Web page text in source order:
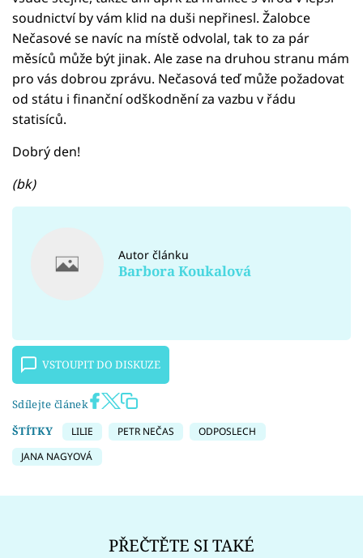
soudnictví by vám klid na duši nepřinesl. Žalobce
Nečasové se navíc na místě odvolal, tak to za pár
měsíců může být jinak. Ale zase na druhou stranu mám
pro vás dobrou zprávu. Nečasová teď může požadovat
od státu i finanční odškodnění za vazbu v řádu
statisíců.
Dobrý den!
(bk)
Autor článku
Barbora Koukalová
VSTOUPIT DO DISKUZE
Sdílejte článek
ŠTÍTKY
LILIE PETR NEČAS
ODPOSLECH
JANA NAGYOVÁ
PŘEČTĚTE SI TAKÉ